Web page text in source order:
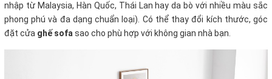
nhập từ Malaysia, Hàn Quốc, Thái Lan hay da bò với nhiều màu sắc
phong phú và đa dạng chuẩn loại). Có thể thay đổi kích thước, góc
đặt cửa ghế sofasao cho phù hợp với không gian nhà bạn.